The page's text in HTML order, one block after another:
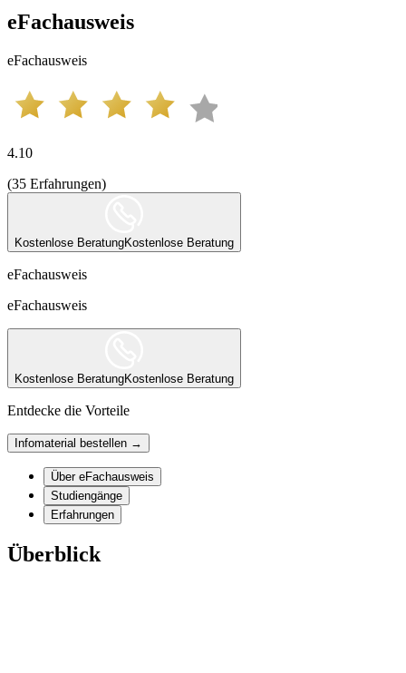
eFachausweis
eFachausweis
4.10
(35 Erfahrungen)
Kostenlose BeratungKostenlose Beratung
eFachausweis
eFachausweis
Kostenlose BeratungKostenlose Beratung
Entdecke die Vorteile
Infomaterial bestellen →
Über eFachausweis
Studiengänge
Erfahrungen
Überblick